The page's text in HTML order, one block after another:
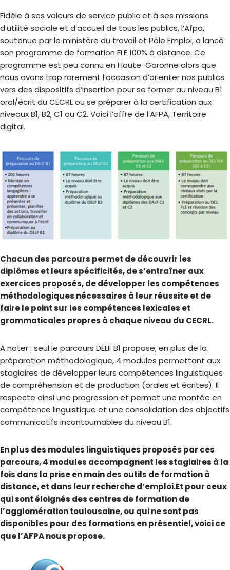
Fidèle à ses valeurs de service public et à ses missions
d’utilité sociale et d’accueil de tous les publics, l’Afpa,
soutenue par le ministère du travail et Pôle Emploi, a lancé
son programme de formation FLE 100% à distance. Ce
programme est peu connu en Haute-Garonne alors que
nous avons trop rarement l’occasion d’orienter nos publics
vers des dispositifs d’insertion pour se former au niveau B1
oral/écrit du CECRL ou se préparer à la certification aux
niveaux B1, B2, C1 ou C2. Voici l’offre de l’AFPA, Territoire
digital.
Chacun des parcours permet de découvrir les
diplômes et leurs spécificités, de s’entraîner aux
exercices proposés, de développer les compétences
méthodologiques nécessaires à leur réussite et de
faire le point sur les compétences lexicales et
grammaticales propres à chaque niveau du CECRL.
A noter : seul le parcours DELF B1 propose, en plus de la
préparation méthodologique, 4 modules permettant aux
stagiaires de développer leurs compétences linguistiques
de compréhension et de production (orales et écrites). Il
respecte ainsi une progression et permet une montée en
compétence linguistique et une consolidation des objectifs
communicatifs incontournables du niveau B1.
En plus des modules linguistiques proposés par ces
parcours, 4 modules accompagnent les stagiaires à la
fois dans la prise en main des outils de formation à
distance, et dans leur recherche d’emploi.Et pour ceux
qui sont éloignés des centres de formation de
l’agglomération toulousaine, ou qui ne sont pas
disponibles pour des formations en présentiel, voici ce
que l’AFPA nous propose.